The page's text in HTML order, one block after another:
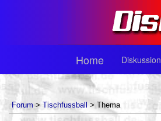
Home Diskussion
Forum > Tischfussball > Thema